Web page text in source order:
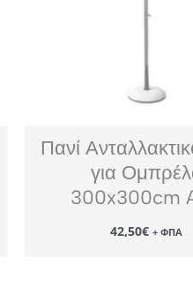
Πανί
για
300x300cm
42,50€ + ΦΠΑ